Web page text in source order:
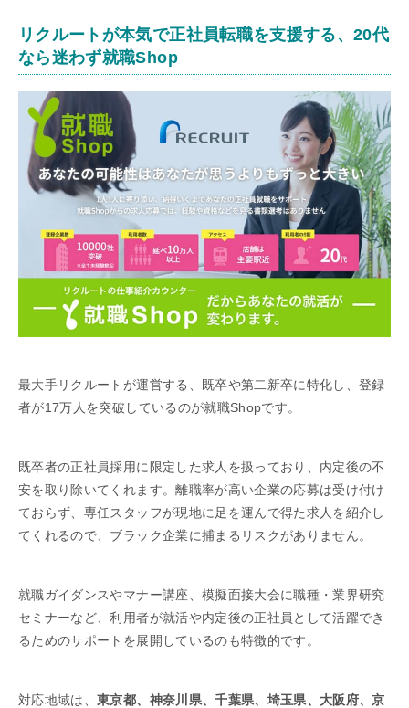
リクルートが本気で正社員転職を支援する、20代
なら迷わず就職Shop
最大手リクルートが運営する、既卒や第二新卒に特化し、登録
者が17万人を突破しているのが就職Shopです。
既卒者の正社員採用に限定した求人を扱っており、内定後の不
安を取り除いてくれます。離職率が高い企業の応募は受け付け
ておらず、専任スタッフが現地に足を運んで得た求人を紹介し
てくれるので、ブラック企業に捕まるリスクがありません。
就職ガイダンスやマナー講座、模擬面接大会に職種・業界研究
セミナーなど、利用者が就活や内定後の正社員として活躍でき
るためのサポートを展開しているのも特徴的です。
対応地域は、東京都、神奈川県、千葉県、埼玉県、大阪府、京